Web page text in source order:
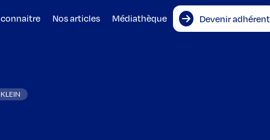
Nos articles Médiathèque Devenir adhérent